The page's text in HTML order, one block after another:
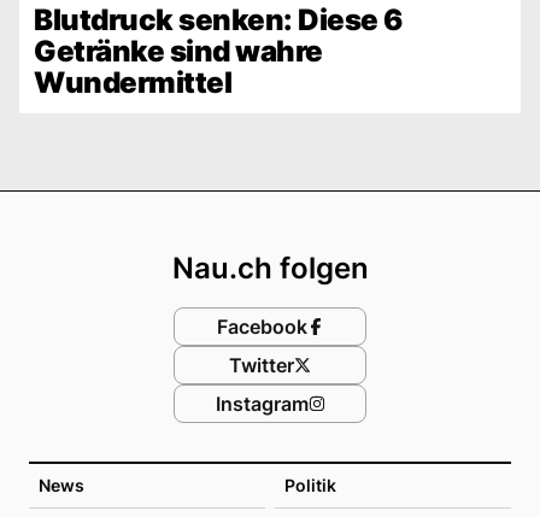
Blutdruck senken: Diese 6
Getränke sind wahre
Wundermittel
News Politik
Nau.ch folgen
Facebook
Twitter
Instagram